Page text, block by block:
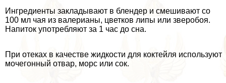
Ингредиенты закладывают в блендер и смешивают со
100 мл чая из валерианы, цветков липы или зверобоя.
Напиток употрeбляют за 1 час до сна.
При отеках в качестве жидкости для коктейля используют
мочегонный отвар, морс или сок.